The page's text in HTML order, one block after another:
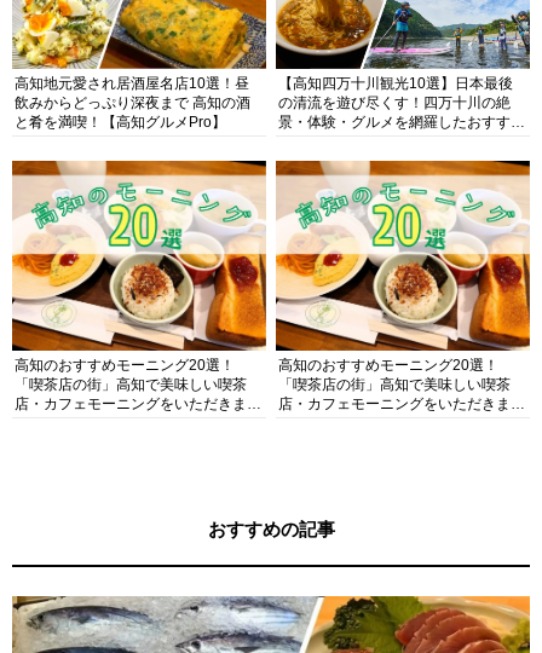
高知地元愛され居酒屋名店10選！昼
飲みからどっぷり深夜まで 高知の酒
と肴を満喫！【高知グルメPro】
【高知四万十川観光10選】日本最後
の清流を遊び尽くす！四万十川の絶
景・体験・グルメを網羅したおすすめ
高知のおすすめモーニング20選！
「喫茶店の街」高知で美味しい喫茶
店・カフェモーニングをいただきま
高知のおすすめモーニング20選！
「喫茶店の街」高知で美味しい喫茶
店・カフェモーニングをいただきま
おすすめの記事